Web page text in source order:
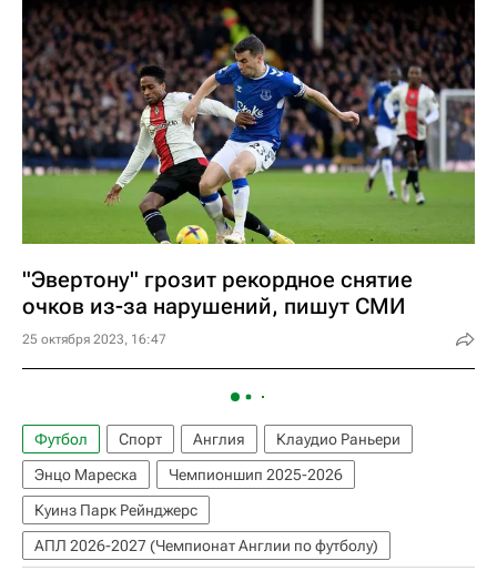
"Эвертону" грозит рекордное снятие
очков из-за нарушений, пишут СМИ
25 октября 2023, 16:47
Футбол Спорт Англия
Клаудио Раньери
Энцо Мареска
Чемпионшип 2025-2026
Куинз Парк Рейнджерс
АПЛ 2026-2027 (Чемпионат Англии по футболу)